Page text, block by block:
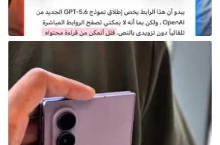
بعد ذلك، اعبر الطريق المؤدي إلى غرفة الملابس التي تحمل
نجمة حمراء على بابها. عند دخولك إلى غرفة الملابس،
ستجد Zayde موجودًا هناك. تحدث إليه، وسوف يطلب منك
تقديم عرض أثناء استعداده.
بمجرد أن يطلب منك ذلك، اتجه إلى المسرح الموجود في
مقدمة المكان. اقترب من الميكروفون لبدء إلقاء النكات.
يمكنك اختيار أي من الخيارات التي ستظهر لك أثناء إلقاء
النكات، حيث لن تؤثر هذه الخيارات على نتيجة المهمة أو
نهايتها بأي شكل.